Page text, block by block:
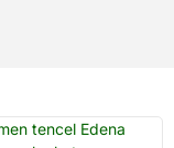
Giá
Giá